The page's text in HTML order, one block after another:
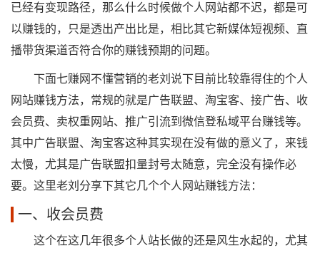
已经有变现路径，那么什么时候做个人网站都不迟，都是可
以赚钱的，只是透出产出比是，相比其它新媒体短视频、直
播带货渠道否符合你的赚钱预期的问题。
下面七赚网不懂营销的老刘说下目前比较靠得住的个人
网站赚钱方法，常规的就是广告联盟、淘宝客、接广告、收
会员费、卖权重网站、推广引流到微信登私域平台赚钱等。
其中广告联盟、淘宝客这种其实现在没有做的意义了，来钱
太慢，尤其是广告联盟扣量封号太随意，完全没有操作必
要。这里老刘分享下其它几个个人网站赚钱方法：
一、收会员费
这个在这几年很多个人站长做的还是风生水起的，尤其